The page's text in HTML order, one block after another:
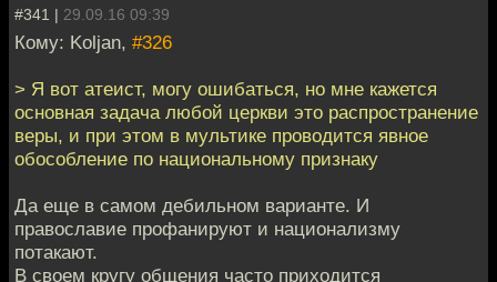
#341 | 29.09.16 09:39
Кому: Koljan, #326
> Я вот атеист, могу ошибаться, но мне кажется
основная задача любой церкви это распространение
веры, и при этом в мультике проводится явное
обособление по национальному признаку
Да еще в самом дебильном варианте. И
православие профанируют и национализму
потакают.
В своем кругу общения часто приходится